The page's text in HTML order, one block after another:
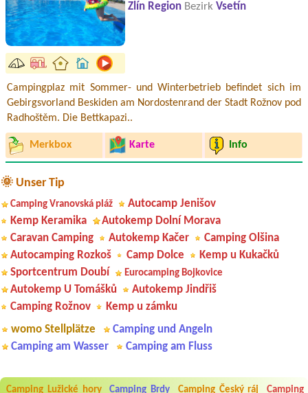
Zlín Region Bezirk Vsetín
Campingplaz mit Sommer- und Winterbetrieb befindet sich im
Gebirgsvorland Beskiden am Nordostenrand der Stadt Rožnov pod
Radhoštěm. Die Bettkapazi..
Merkbox Karte Info
🌞 Unser Tip
Camping Vranovská pláž
Autocamp Jenišov
Kemp Keramika
Autokemp Dolní Morava
Caravan Camping
Autokemp Kačer
Camping Olšina
Autocamping Rozkoš
Camp Dolce
Kemp u Kukačků
Sportcentrum Doubí
Eurocamping Bojkovice
Autokemp U Tomášků
Autokemp Jindřiš
Camping Rožnov
Kemp u zámku
womo Stellplätze
Camping und Angeln
Camping am Wasser
Camping am Fluss
Camping Lužické hory Camping Brdy Camping Český ráj Camping
Byli jsme zde v týdnu od 25.7. do 1.8. 2026. Kemp jako takový je pěkný.
V umývárně i na WC bylo vždy čisto, doplněný papír i utěrky, což při